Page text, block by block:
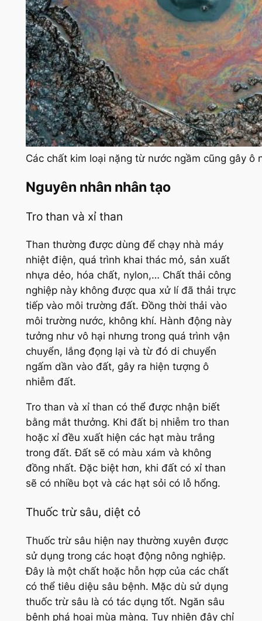
Các chất kim loại nặng từ nước ngầm cũng gây ô
Nguyên nhân nhân tạo
Tro than và xỉ than
Than thường được dùng để chạy nhà máy
nhiệt điện, quá trình khai thác mỏ, sản xuất
nhựa dẻo, hóa chất, nylon,… Chất thải công
nghiệp này không được qua xử lí đã thải trực
tiếp vào môi trường đất. Đồng thời thải vào
môi trường nước, không khí. Hành động này
tưởng như vô hại nhưng trong quá trình vận
chuyển, lắng đọng lại và từ đó di chuyển
ngấm dần vào đất, gây ra hiện tượng ô
nhiễm đất.
Tro than và xỉ than có thể được nhận biết
bằng mắt thưởng. Khi đất bị nhiễm tro than
hoặc xỉ đều xuất hiện các hạt màu trắng
trong đất. Đất sẽ có màu xám và không
đồng nhất. Đặc biệt hơn, khi đất có xỉ than
sẽ có nhiều bọt và các hạt sỏi có lỗ hổng.
Thuốc trừ sâu, diệt cỏ
Thuốc trừ sâu hiện nay thường xuyên được
sử dụng trong các hoạt động nông nghiệp.
Đây là một chất hoặc hỗn hợp của các chất
có thể tiêu diệu sâu bệnh. Mặc dù sử dụng
thuốc trừ sâu là có tác dụng tốt. Ngăn sâu
bệnh phá hoại mùa màng. Tuy nhiên đây chỉ